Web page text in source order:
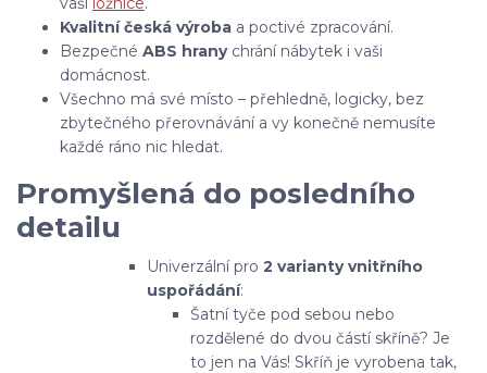
Kvalitní česká výroba a poctivé zpracování.
Bezpečné ABS hranychrání nábytek i vaši
domácnost.
Všechno má své místo – přehledně, logicky, bez
zbytečného přerovnávání a vy konečně nemusíte
každé ráno nic hledat.
Promyšlená do posledního
detailu
Univerzální pro 2 varianty vnitřního
uspořádání:
Šatní tyče pod sebou nebo
rozdělené do dvou částí skříně? Je
to jen na Vás! Skříň je vyrobena tak,